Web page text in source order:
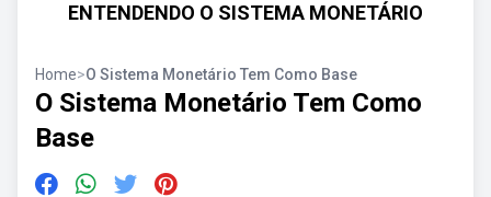
ENTENDENDO O SISTEMA MONETÁRIO
Home>O Sistema Monetário Tem Como Base
O Sistema Monetário Tem Como
Base